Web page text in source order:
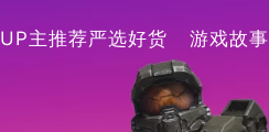
UP主推荐严选好货 游戏故事